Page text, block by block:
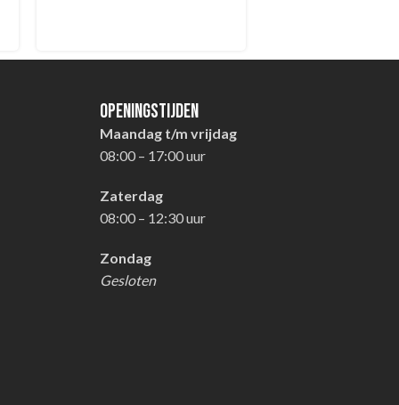
Openingstijden
Maandag t/m vrijdag
08:00 – 17:00 uur
Zaterdag
08:00 – 12:30 uur
Zondag
Gesloten